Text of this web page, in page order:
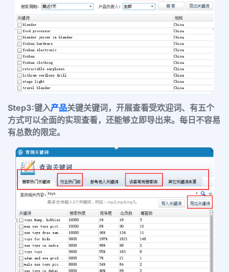
Step3:键入产品关键关键词，开展查看受欢迎词、有五个
方式可以全面的实现查看，还能够立即导出来。每日不容易
有总数的限定。